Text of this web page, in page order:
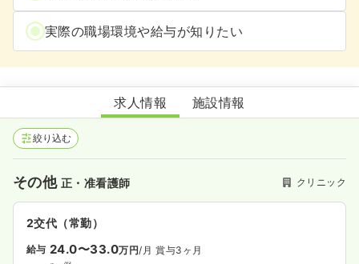
実際の職場環境や給与が知りたい
たかしま耳鼻咽喉科 いびき無呼吸ねむりのクリニック
求人情報 施設情報
絞り込む
その他 正・准看護師 クリニック
2交代（常勤）
給与 24.0〜33.0万円/月 賞与3ヶ月